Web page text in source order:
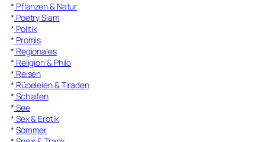
* Pflanzen & Natur
* Poetry Slam
* Politik
* Promis
* Regionales
* Religion & Philo
* Reisen
* Rüpeleien & Tiraden
* Schlafen
* See
* Sex & Erotik
* Sommer